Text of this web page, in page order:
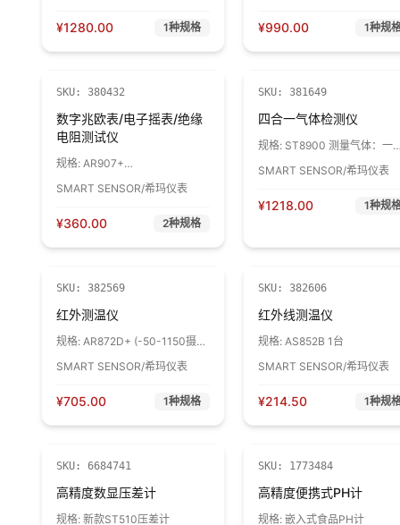
¥1280.00 1种规格 ¥990.00 1种规
SKU: 380432
数字兆欧表/电子摇表/绝缘
电阻测试仪
规格: AR907+
1台
SMART SENSOR/希玛仪表
¥360.00 2种规格
SKU: 381649
四合一气体检测仪
规格: ST8900 测量气体：一
1台
SMART SENSOR/希玛仪表
¥1218.00 1种规
SKU: 382569
红外测温仪
规格: AR872D+ (-50-1150摄氏
SMART SENSOR/希玛仪表
¥705.00 1种规格
SKU: 382606
红外线测温仪
规格: AS852B 1台
SMART SENSOR/希玛仪表
¥214.50 1种规
SKU: 6684741
高精度数显压差计
规格: 新款ST510压差计
SKU: 1773484
高精度便携式PH计
规格: 嵌入式食品PH计